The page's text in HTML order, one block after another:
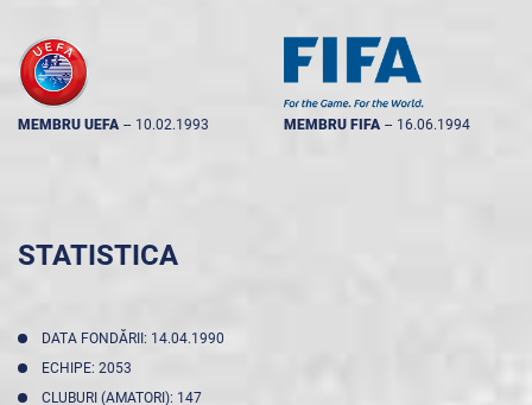
MEMBRU UEFA -- 10.02.1993 MEMBRU FIFA -- 16.06.1994
STATISTICA
DATA FONDĂRII: 14.04.1990
ECHIPE: 2053
CLUBURI (AMATORI): 147